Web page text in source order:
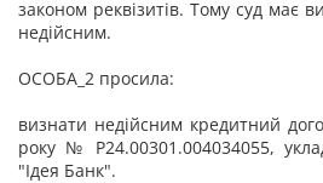
законом реквізитів. Тому суд має
недійсним.
ОСОБА_2 просила:
визнати недійсним кредитний
року № Р24.00301.004034055,
"Ідея Банк".